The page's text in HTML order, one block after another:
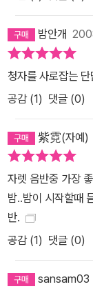
밤안개
청자를 사로잡는
공감 (1) 댓글 (0)
紫霓(자예)
자렛 음반중 가장
밤..밤이 시작할때
반.
공감 (1) 댓글 (0)
sansam03